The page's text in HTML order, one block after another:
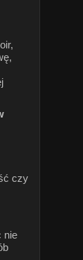
czy
nie